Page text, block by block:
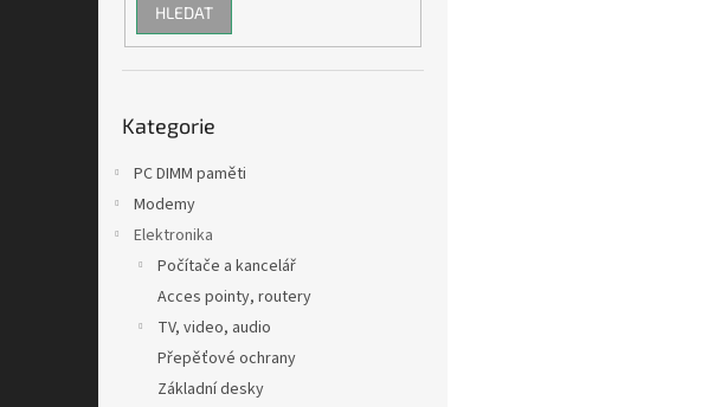
HLEDAT
kategorie
Kategorie
PC DIMM paměti
Modemy
Elektronika
Počítače a kancelář
Acces pointy, routery
TV, video, audio
Přepěťové ochrany
Základní desky